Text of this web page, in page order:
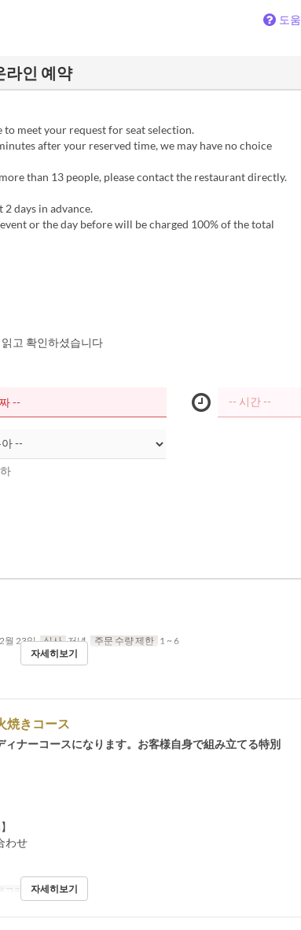
도움
라인 예약
meet your request for seat selection.
after your reserved time, we may have no choice
than 13 people, please contact the restaurant directly.
days in advance.
or the day before will be charged 100% of the total
읽고 확인하셨습니다
월 23일 식사 저녁 주문 수량 제한 1 ~ 6
자세히보기
焼きコース
ナーコースになります。お客様自身で組み立てる特別
わせ
고리 Restaurant
자세히보기